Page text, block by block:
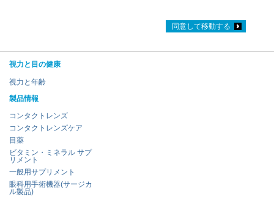
同意して移動する
視力と目の健康
視力と年齢
製品情報
コンタクトレンズ
コンタクトレンズケア
目薬
ビタミン・ミネラル サプ
リメント
一般用サプリメント
眼科用手術機器(サージカ
ル製品)